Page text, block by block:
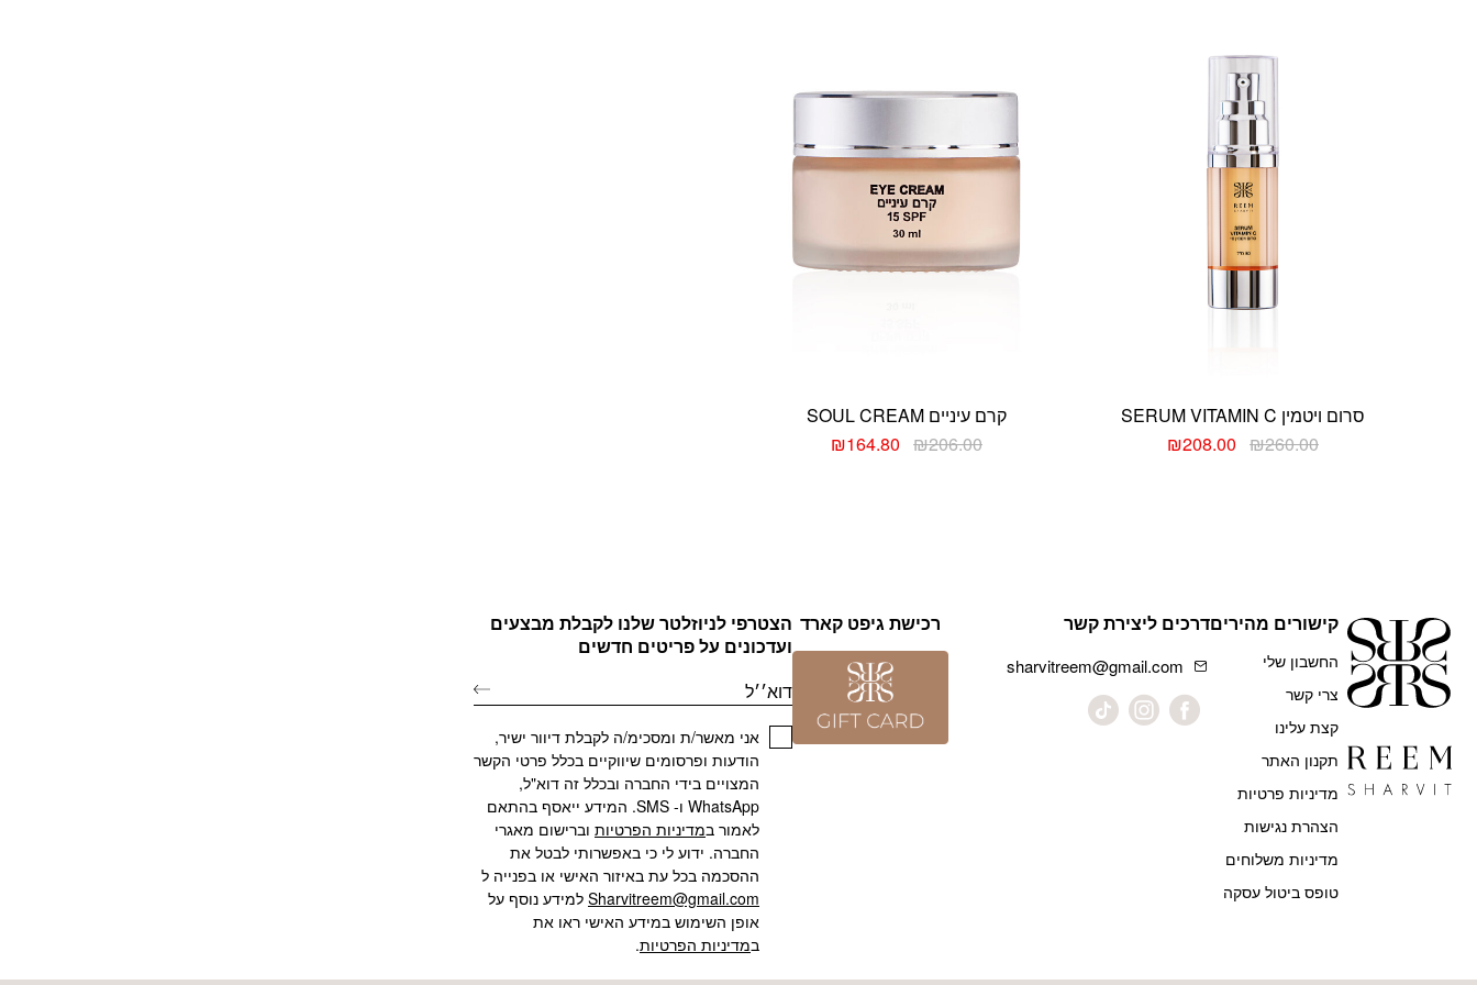
בעמוד
סרום ויטמין SERUM VITAMIN C
₪260.00
₪208.00
קרם עיניים SOUL CREAM
₪206.00
₪164.80
הצטרפי לניוזלטר שלנו לקבלת מבצעים
ועדכונים על פריטים חדשים
דוא׳׳ל
אני מאשר/ת ומסכימ/ה לקבלת דיוור ישיר,
הודעות ופרסומים שיווקיים בכלל פרטי הקשר
המצויים בידי החברה ובכלל זה דוא"ל,
WhatsApp ו- SMS. המידע ייאסף בהתאם
לאמור במדיניות הפרטיות וברישום מאגרי
החברה. ידוע לי כי באפשרותי לבטל את
ההסכמה בכל עת באיזור האישי או בפנייה ל
Sharvitreem@gmail.com למידע נוסף על
אופן השימוש במידע האישי ראו את
במדיניות הפרטיות.
קישורים מהירים
החשבון שלי
צרי קשר
קצת עלינו
תקנון האתר
מדיניות פרטיות
הצהרת נגישות
מדיניות משלוחים
טופס ביטול עסקה
דרכים ליצירת קשר
sharvitreem@gmail.com
רכישת גיפט קארד